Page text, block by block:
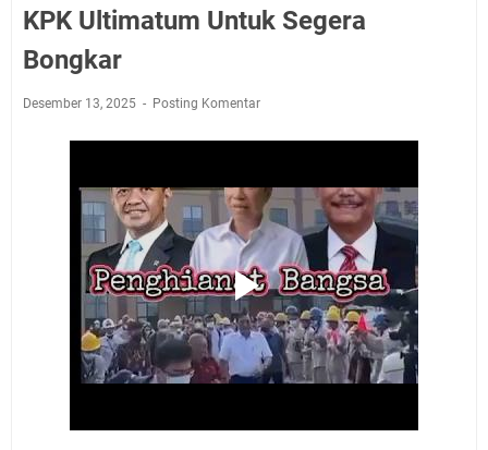
KPK Ultimatum Untuk Segera
Bongkar
Desember 13, 2025 Posting Komentar